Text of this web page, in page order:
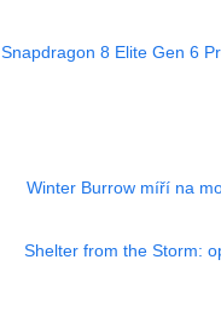
Snapdragon 8 Elite Gen 6
Winter Burrow míří na
Shelter from the Storm: